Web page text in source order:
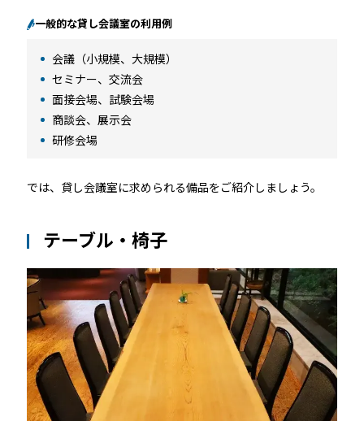
一般的な貸し会議室の利用例
会議（小規模、大規模）
セミナー、交流会
面接会場、試験会場
商談会、展示会
研修会場
では、貸し会議室に求められる備品をご紹介しましょう。
テーブル・椅子
RemoteLOCK 9j-Q
TOBIRA
パートナー製品
SADIOT ROOM
製品の比較
公共施設
その他の業種
事例インタビュー
宿泊施設
レンタルスペース
店舗
オフィス
工事の様子
施工パートナー 一覧
全てのパートナー
関東
中部
近畿
カスタマーサポート
お知らせ セミナー
特定商取引法に基づく表記
RemoteLOCKクラウドサービス利用規約